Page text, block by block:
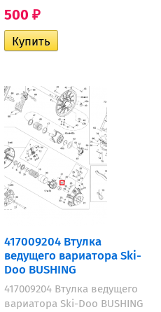
500 ₽
417009204 Втулка
ведущего вариатора Ski-
Doo BUSHING
417009204 Втулка ведущего
вариатора Ski-Doo BUSHING